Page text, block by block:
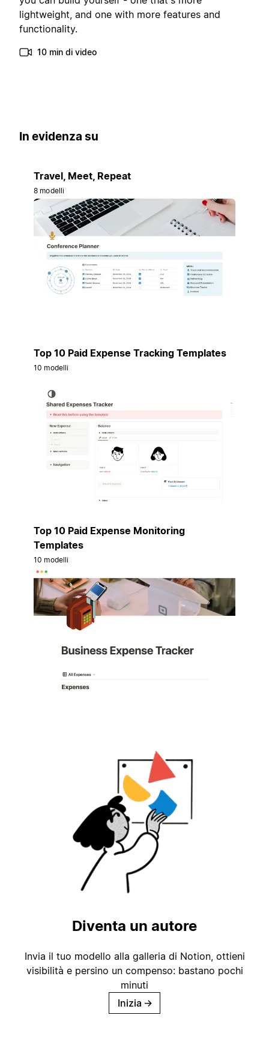
lightweight, and one with more features and
functionality.
10 min di video
In evidenza su
Travel, Meet, Repeat
8 modelli
Top 10 Paid Expense Tracking Templates
10 modelli
Top 10 Paid Expense Monitoring
Templates
10 modelli
Diventa un autore
Invia il tuo modello alla galleria di Notion, ottieni
visibilità e persino un compenso: bastano pochi
minuti
Inizia →